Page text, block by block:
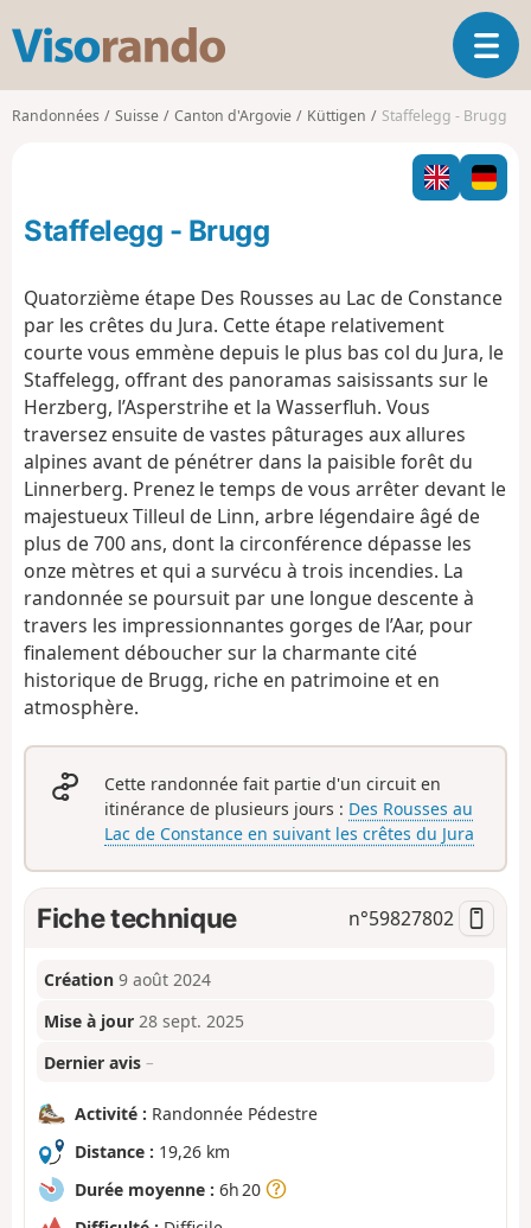
s
o
o
O
u
r
i
r
l
v
g
a
n
Randonnées Suisse Canton d'Argovie Küttigen Staffelegg - Brugg
Staffelegg - Brugg
Quatorzième étape Des Rousses au Lac de Constance
par les crêtes du Jura. Cette étape relativement
courte vous emmène depuis le plus bas col du Jura, le
Staffelegg, offrant des panoramas saisissants sur le
Herzberg, l’Asperstrihe et la Wasserfluh. Vous
traversez ensuite de vastes pâturages aux allures
alpines avant de pénétrer dans la paisible forêt du
Linnerberg. Prenez le temps de vous arrêter devant le
majestueux Tilleul de Linn, arbre légendaire âgé de
plus de 700 ans, dont la circonférence dépasse les
onze mètres et qui a survécu à trois incendies. La
randonnée se poursuit par une longue descente à
travers les impressionnantes gorges de l’Aar, pour
finalement déboucher sur la charmante cité
historique de Brugg, riche en patrimoine et en
atmosphère.
Cette randonnée fait partie d'un circuit en
itinérance de plusieurs jours : Des Rousses au
Lac de Constance en suivant les crêtes du Jura
Fiche technique n°59827802
Création 9 août 2024
Mise à jour 28 sept. 2025
Dernier avis –
Activité : Randonnée Pédestre
Distance : 19,26 km
Durée moyenne : 6h 20